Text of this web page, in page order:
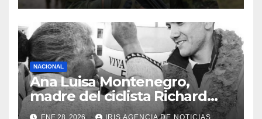
NACIONAL
Ana Luisa Montenegro,
madre del ciclista Richard
Carapaz falleció en Tulcán, a
ENE 28, 2026 IRIS AGENCIA DE NOTICIAS